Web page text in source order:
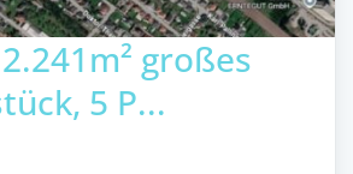
großes
5 P...